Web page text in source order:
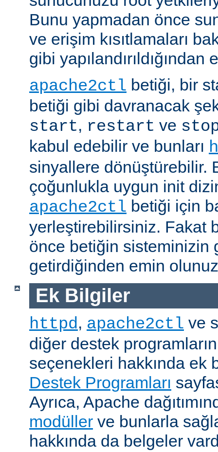
Bunu yapmadan önce
ve erişim kısıtlamaları
gibi
apache2ctl betiği, bir
betiği gibi davranacak
start, restart ve
kabul edebilir ve bunları
sinyallere dönüştürebilir.
çoğunlukla uygun init
apache2ctl betiği için
yerleştirebilirsiniz. Fakat
önce betiğin sisteminizin
getirdiğinden emin
Ek Bilgiler
httpd, apache2ctl ve
diğer destek
seçenekleri hakkında ek
Destek Programları
Ayrıca, Apache
modüller ve bunlarla
hakkında da belgeler